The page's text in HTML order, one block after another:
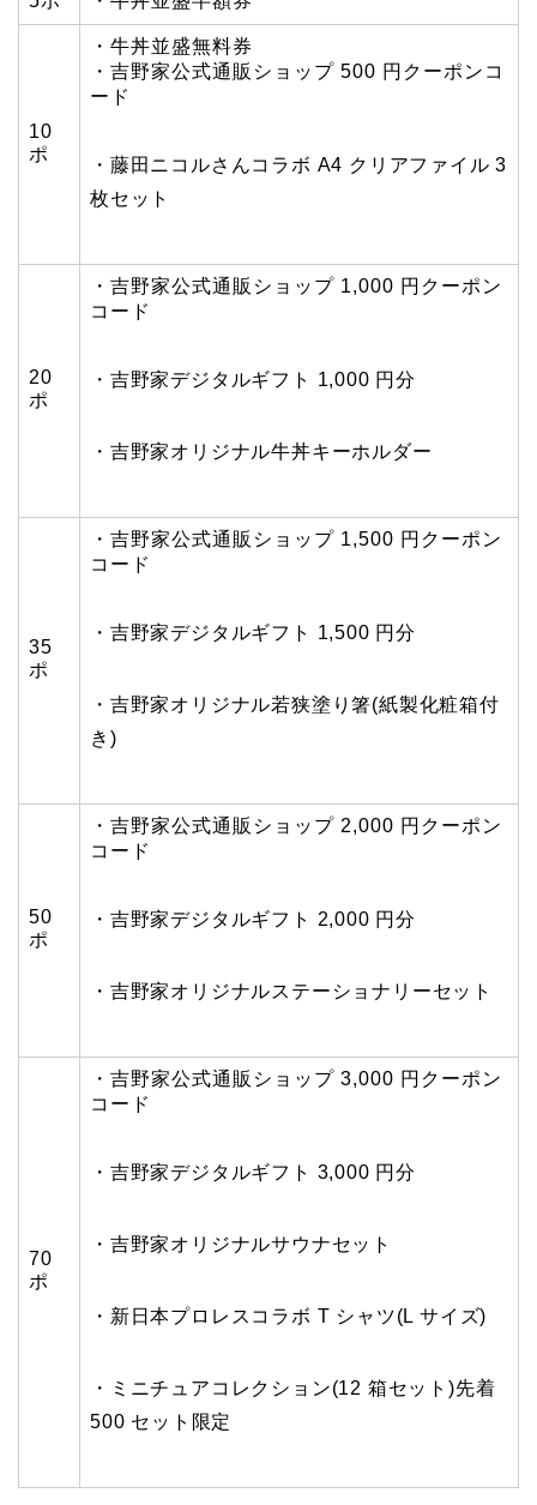
10
ポ
・牛丼並盛無料券
・吉野家公式通販ショップ 500 円クーポンコ
ード
・藤田ニコルさんコラボ A4 クリアファイル 3
枚セット
20
ポ
・吉野家公式通販ショップ 1,000 円クーポン
コード
・吉野家デジタルギフト 1,000 円分
・吉野家オリジナル牛丼キーホルダー
35
ポ
・吉野家公式通販ショップ 1,500 円クーポン
コード
・吉野家デジタルギフト 1,500 円分
・吉野家オリジナル若狭塗り箸(紙製化粧箱付
き)
50
ポ
・吉野家公式通販ショップ 2,000 円クーポン
コード
・吉野家デジタルギフト 2,000 円分
・吉野家オリジナルステーショナリーセット
70
ポ
・吉野家公式通販ショップ 3,000 円クーポン
コード
・吉野家デジタルギフト 3,000 円分
・吉野家オリジナルサウナセット
・新日本プロレスコラボ T シャツ(L サイズ)
・ミニチュアコレクション(12 箱セット)先着
500 セット限定